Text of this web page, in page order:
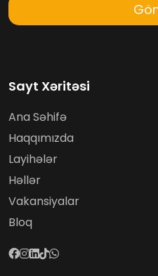
Sayt Xəritəsi
Ana Səhifə
Haqqımızda
Layihələr
Həllər
Vakansiyalar
Bloq